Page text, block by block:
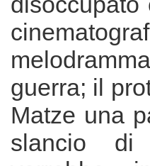
guerra; il
Matze una
slancio di